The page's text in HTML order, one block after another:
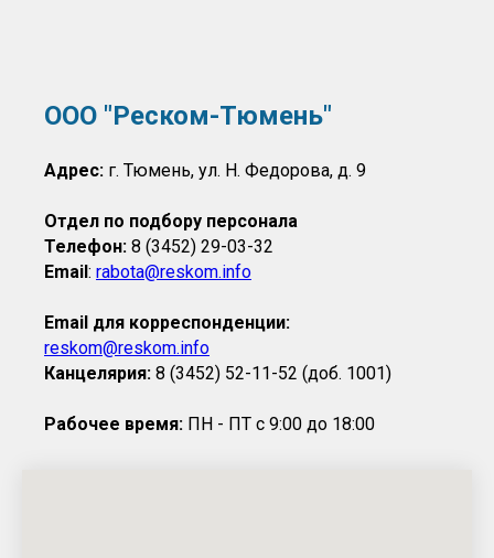
ООО "Реском-Тюмень"
Адрес: г. Тюмень, ул. Н. Федорова, д. 9
Отдел по подбору персонала
Телефон: 8 (3452) 29-03-32
Email : rabota@reskom.info
Email для корреспонденции:
reskom@reskom.info
Канцелярия: 8 (3452) 52-11-52 (доб. 1001)
Рабочее время: ПН - ПТ с 9:00 до 18:00